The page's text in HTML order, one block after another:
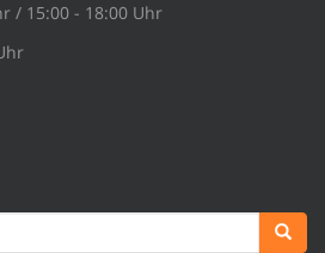
/ 15:00 - 18:00 Uhr